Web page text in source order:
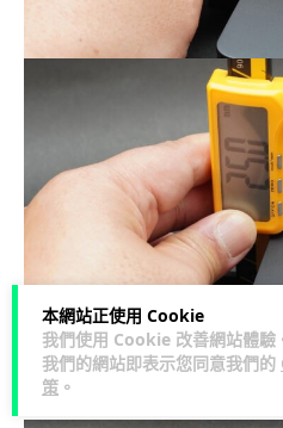
本網站正使用 Cookie
我們使用 Cookie 改善網站體驗
我們的網站即表示您同意我們的
策 。
▲機身合起的厚度，以
20.7mm 至 25mm